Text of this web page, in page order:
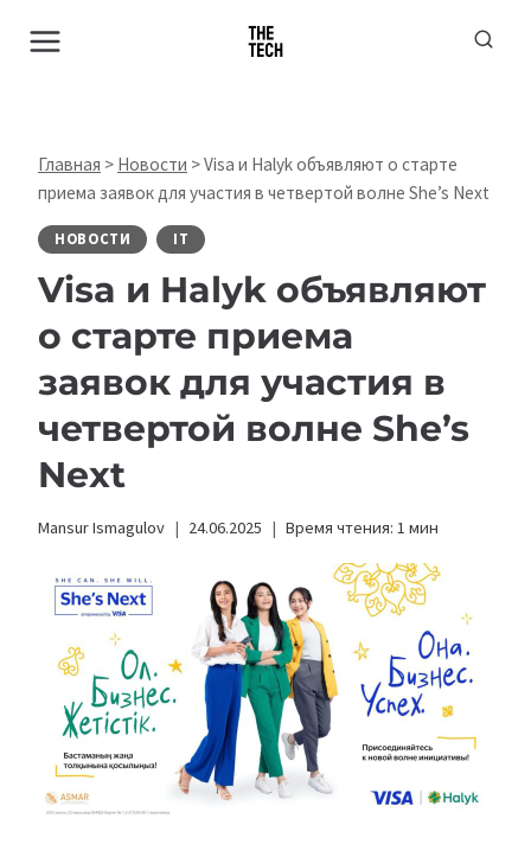
Главная > Новости >Visa и Halyk объявляют о старте
приема заявок для участия в четвертой волне She’s Next
НОВОСТИ IT
Visa и Halyk объявляют
о старте приема
заявок для участия в
четвертой волне She’s
Next
Mansur Ismagulov 24.06.2025 Время чтения: 1 мин